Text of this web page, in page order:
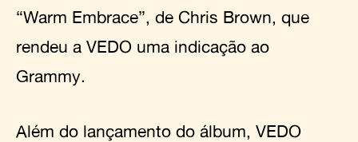
“Warm Embrace”, de Chris Brown, que
rendeu a VEDO uma indicação ao
Grammy.
Além do lançamento do álbum, VEDO